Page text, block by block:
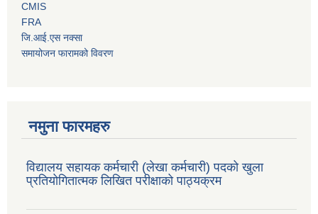
CMIS
FRA
जि.आई.एस नक्सा
समायोजन फारामको विवरण
नमुना फारमहरु
विद्यालय सहायक कर्मचारी (लेखा कर्मचारी) पदको खुला
प्रतियोगितात्मक लिखित परीक्षाको पाठ्यक्रम